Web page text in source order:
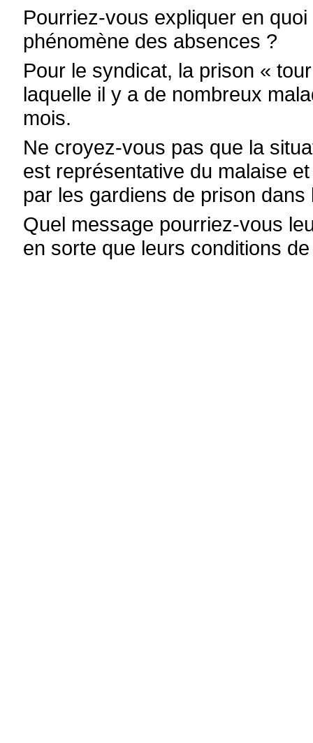
Pourriez-vous expliquer en
phénomène des absences ?
Pour le syndicat, la prison «
laquelle il y a de nombreux
mois.
Ne croyez-vous pas que la
est représentative du malaise
par les gardiens de prison
Quel message pourriez-vous
en sorte que leurs conditions